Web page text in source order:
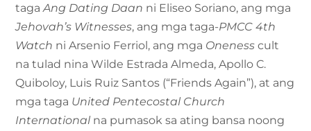
tagaAng Dating Daan ni Eliseo Soriano, ang mga
Jehovah’s Witnesses, ang mga taga-PMCC 4th
Watch ni Arsenio Ferriol, ang mga Oneness cult
na tulad nina Wilde Estrada Almeda, Apollo C.
Quiboloy, Luis Ruiz Santos (“Friends Again”), at ang
mga taga United Pentecostal Church
Internationalna pumasok sa ating bansa noong